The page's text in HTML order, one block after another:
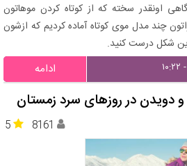
اونقدر سخته که از کوتاه کردن موهاتون
چند مدل موی کوتاه آماده کردیم که ازشون
شکل درست کنید.
ادامه
در روزهای سرد زمستان
5 8161